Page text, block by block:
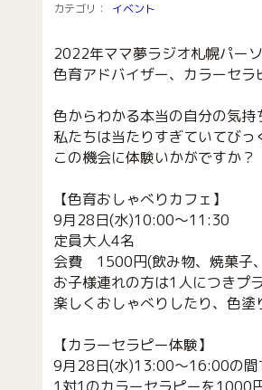
カテゴリ：
イベント
2022年ママ夢ラジオ札幌パー
色育アドバイザー、カラーセラ
色からわかる本当の自分の気持
私たちは当たりすぎていてびっ
この機会に体験いかがですか？
【色育おしゃべりカフェ】
9月28日(水)10:00〜11:30
定員大人4名
会費 1500円(飲み物、焼菓子
お子様連れの方は1人につきプ
楽しくおしゃべりしたり、色
【カラーセラピー体験】
9月28日(水)13:00〜16:00の間